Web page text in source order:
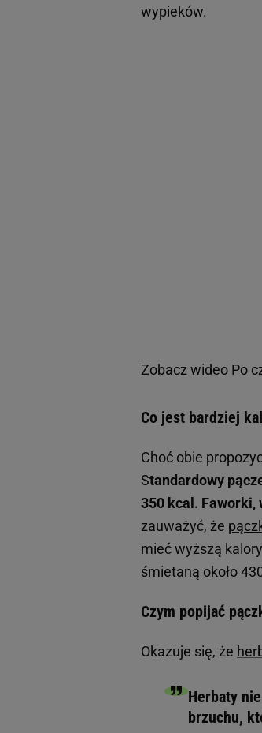
wypieków.
Zobacz wideo Po
Co jest bardziej
Choć obie
Standardowy
350 kcal. Faworki,
zauważyć, że
mieć wyższą
śmietaną około
Czym popijać
Okazuje się, że
Herbaty
brzuchu,